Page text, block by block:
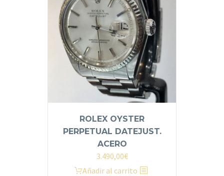
ROLEX OYSTER
PERPETUAL DATEJUST.
ACERO
3.490,00€
Añadir al carrito